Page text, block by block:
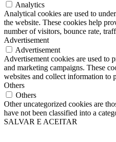
Analytics
Analytical cookies are used to
the website. These cookies help
number of visitors, bounce rate,
Advertisement
Advertisement
Advertisement cookies are used to
and marketing campaigns. These
websites and collect information to
Others
Others
Other uncategorized cookies are
have not been classified into a
SALVAR E ACEITAR